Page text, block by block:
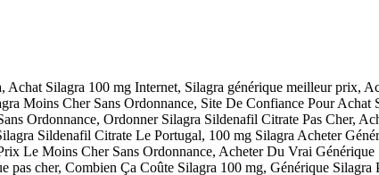
Silagra 100 mg Internet, Silagra générique meilleur prix,
Moins Cher Sans Ordonnance, Site De Confiance Pour
Ordonnance, Ordonner Silagra Sildenafil Citrate Pas Cher,
Sildenafil Citrate Le Portugal, 100 mg Silagra Acheter
Le Moins Cher Sans Ordonnance, Acheter Du Vrai
cher, Combien Ça Coûte Silagra 100 mg, Générique